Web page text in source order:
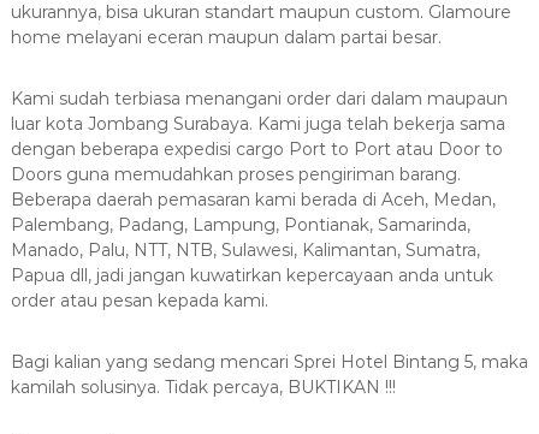
ukurannya, bisa ukuran standart maupun custom. Glamoure
home melayani eceran maupun dalam partai besar.
Kami sudah terbiasa menangani order dari dalam maupaun
luar kota Jombang Surabaya. Kami juga telah bekerja sama
dengan beberapa expedisi cargo Port to Port atau Door to
Doors guna memudahkan proses pengiriman barang.
Beberapa daerah pemasaran kami berada di Aceh, Medan,
Palembang, Padang, Lampung, Pontianak, Samarinda,
Manado, Palu, NTT, NTB, Sulawesi, Kalimantan, Sumatra,
Papua dll, jadi jangan kuwatirkan kepercayaan anda untuk
order atau pesan kepada kami.
Bagi kalian yang sedang mencari Sprei Hotel Bintang 5, maka
kamilah solusinya. Tidak percaya, BUKTIKAN !!!